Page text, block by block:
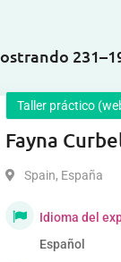
Taller práctico
Fayna
Spain, España
Idioma del
Español